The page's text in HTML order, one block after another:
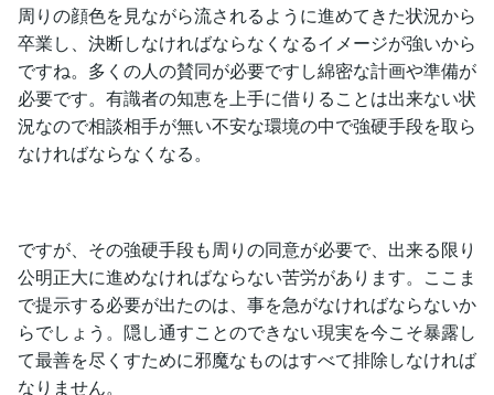
周りの顔色を見ながら流されるように進めてきた状況から
卒業し、決断しなければならなくなるイメージが強いから
ですね。多くの人の賛同が必要ですし綿密な計画や準備が
必要です。有識者の知恵を上手に借りることは出来ない状
況なので相談相手が無い不安な環境の中で強硬手段を取ら
なければならなくなる。
ですが、その強硬手段も周りの同意が必要で、出来る限り
公明正大に進めなければならない苦労があります。ここま
で提示する必要が出たのは、事を急がなければならないか
らでしょう。隠し通すことのできない現実を今こそ暴露し
て最善を尽くすために邪魔なものはすべて排除しなければ
なりません。